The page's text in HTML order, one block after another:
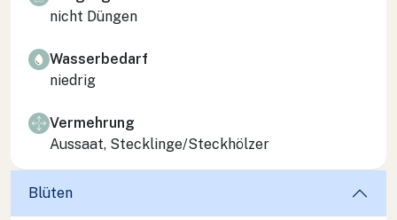
nicht Düngen
Wasserbedarf
niedrig
Vermehrung
Aussaat, Stecklinge/Steckhölzer
Blüten